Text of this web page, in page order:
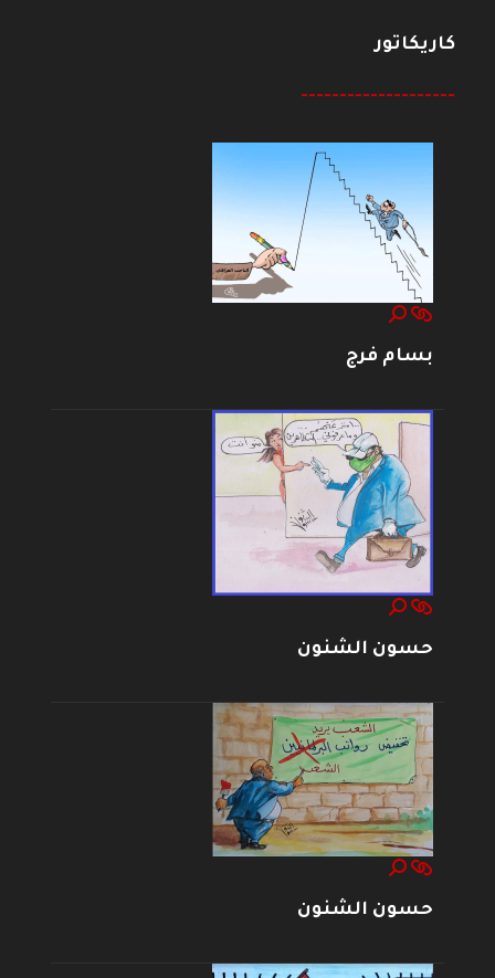
كاريكاتور
--------------------
بسام فرج
حسون الشنون
حسون الشنون